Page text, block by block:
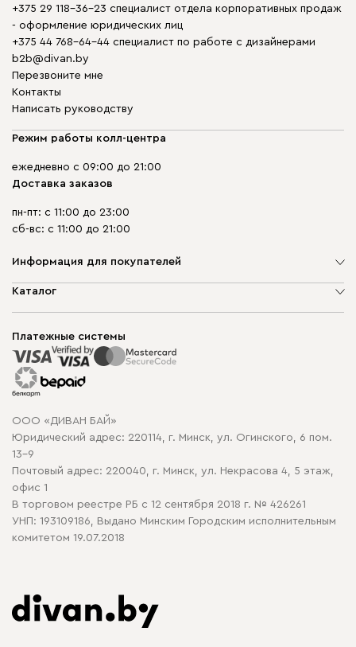
+375 29 118-36-23 специалист отдела корпоративных продаж
- оформление юридических лиц
+375 44 768-64-44 специалист по работе с дизайнерами
b2b@divan.by
Перезвоните мне
Контакты
Написать руководству
Режим работы колл-центра
ежедневно с 09:00 до 21:00
Доставка заказов
пн-пт: с 11:00 до 23:00
сб-вс: с 11:00 до 21:00
Информация для покупателей
О компании
Способы оплаты
Рассрочка и кредит
Гарантия
Карта сайта
Политика конфиденциальности
Политика в отношении обработки cookie
Каталог
Корпусная мебель
Распродажа мебели
Платежные системы
ООО «ДИВАН БАЙ»
Юридический адрес: 220114, г. Минск, ул. Огинского, 6 пом.
13-9
Почтовый адрес: 220040, г. Минск, ул. Некрасова 4, 5 этаж,
офис 1
В торговом реестре РБ с 12 сентября 2018 г. № 426261
УНП: 193109186, Выдано Минским Городским исполнительным
комитетом 19.07.2018